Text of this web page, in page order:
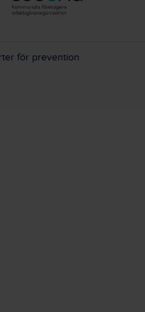
för prevention